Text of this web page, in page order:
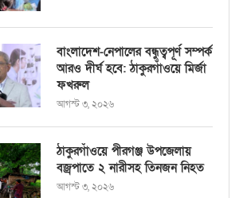
বাংলাদেশ-নেপালের বন্ধুত্বপূর্ণ সম্পর্ক
আরও দীর্ঘ হবে: ঠাকুরগাঁওয়ে মির্জা
ফখরুল
আগস্ট ৩, ২০২৬
ঠাকুরগাঁওয়ে পীরগঞ্জ উপজেলায়
বজ্রপাতে ২ নারীসহ তিনজন নিহত
আগস্ট ৩, ২০২৬